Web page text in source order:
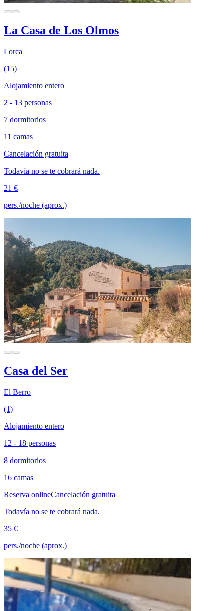
La Casa de Los Olmos
Lorca
(15)
Alojamiento entero
2 - 13 personas
7 dormitorios
11 camas
Cancelación gratuita
Todavía no se te cobrará nada.
21 €
pers./noche (aprox.)
Casa del Ser
El Berro
(1)
Alojamiento entero
12 - 18 personas
8 dormitorios
16 camas
Reserva onlineCancelación gratuita
Todavía no se te cobrará nada.
35 €
pers./noche (aprox.)